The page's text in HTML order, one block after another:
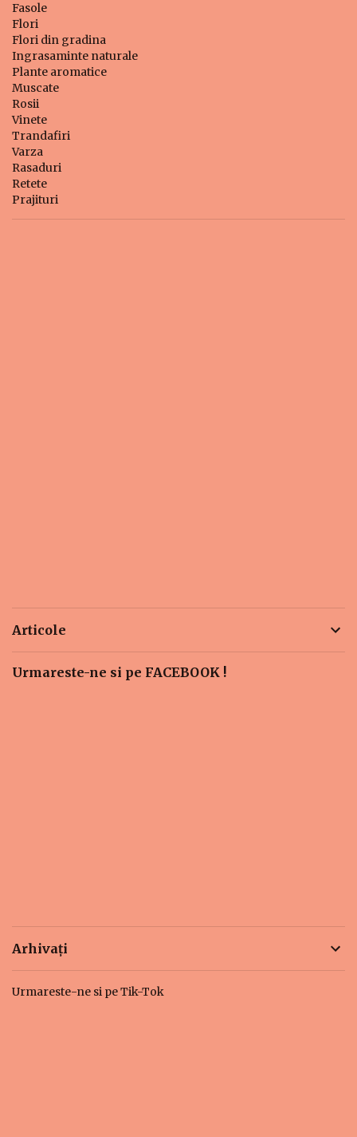
Fasole
Flori
Flori din gradina
Ingrasaminte naturale
Plante aromatice
Muscate
Rosii
Vinete
Trandafiri
Varza
Rasaduri
Retete
Prajituri
Articole
Urmareste-ne si pe FACEBOOK !
Arhivați
Urmareste-ne si pe Tik-Tok